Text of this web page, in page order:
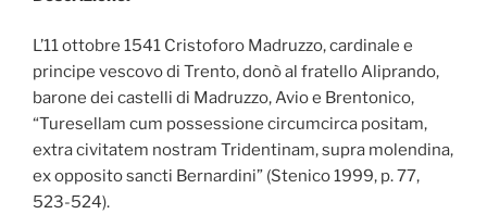
L’11 ottobre 1541 Cristoforo Madruzzo, cardinale e
principe vescovo di Trento, donò al fratello Aliprando,
barone dei castelli di Madruzzo, Avio e Brentonico,
“Turesellam cum possessione circumcirca positam,
extra civitatem nostram Tridentinam, supra molendina,
ex opposito sancti Bernardini” (Stenico 1999, p. 77,
523-524).